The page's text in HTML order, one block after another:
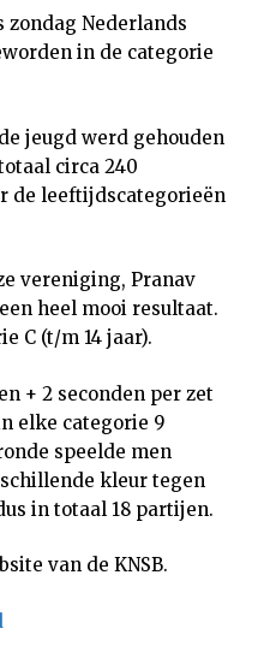
zondag Nederlands
in de categorie
jeugd werd gehouden
circa 240
de leeftijdscategorieën
vereniging, Pranav
heel mooi resultaat.
C (t/m 14 jaar).
+ 2 seconden per zet
elke categorie 9
speelde men
kleur tegen
in totaal 18 partijen.
van de KNSB.